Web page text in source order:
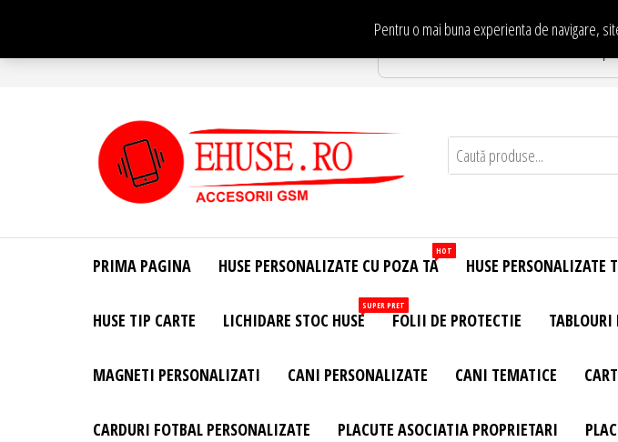
conținut
Pentru o mai buna experienta de navigare,
Te asteptam in
Site Oficial .
Huse
Personalizate
Huse
Personalizate
Telefon –
– Accesorii
PRIMA PAGINA HUSE PERSONALIZATE CU POZA TA
HOT
HUSE PERSONALIZATE
HUSE TIP CARTE LICHIDARE STOC HUSE
SUPER PRET
FOLII DE PROTECTIE TABLOURI
MAGNETI PERSONALIZATI CANI PERSONALIZATE CANI TEMATICE
CARDURI FOTBAL PERSONALIZATE PLACUTE ASOCIATIA PROPRIETARI